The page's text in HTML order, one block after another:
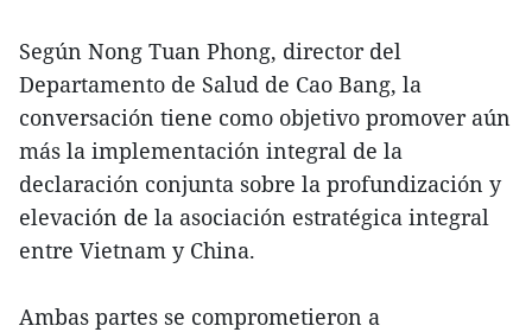
Según Nong Tuan Phong, director del
Departamento de Salud de Cao Bang, la
conversación tiene como objetivo promover aún
más la implementación integral de la
declaración conjunta sobre la profundización y
elevación de la asociación estratégica integral
entre Vietnam y China.
Ambas partes se comprometieron a